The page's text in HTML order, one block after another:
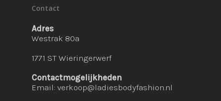
Contact
Adres
Westrak 80a
1771 ST Wieringerwerf
Contactmogelijkheden
Email: verkoop@ladiesbodyfashion.nl